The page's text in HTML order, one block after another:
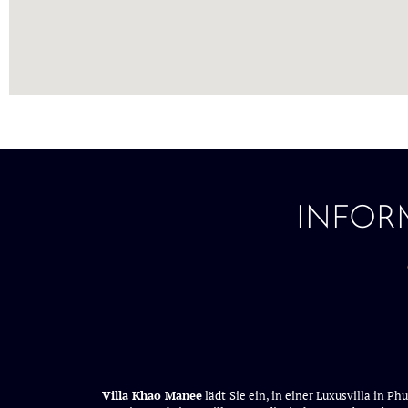
Villa Khao Maneelädt Sie ein, in einer Luxusvilla in